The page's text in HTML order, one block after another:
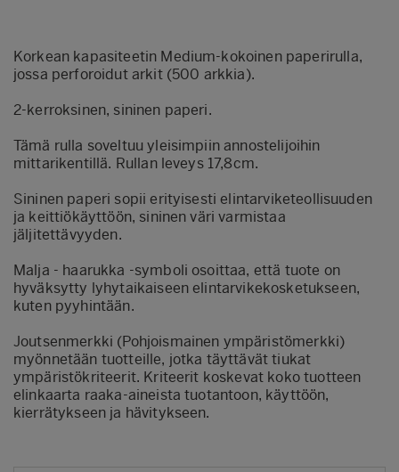
Korkean kapasiteetin Medium‑kokoinen paperirulla,
jossa perforoidut arkit (500 arkkia).
2‑kerroksinen, sininen paperi.
Tämä rulla soveltuu yleisimpiin annostelijoihin
mittarikentillä. Rullan leveys 17,8cm.
Sininen paperi sopii erityisesti elintarviketeollisuuden
ja keittiökäyttöön, sininen väri varmistaa
jäljitettävyyden.
Malja - haarukka ‑symboli osoittaa, että tuote on
hyväksytty lyhytaikaiseen elintarvikekosketukseen,
kuten pyyhintään.
Joutsenmerkki (Pohjoismainen ympäristömerkki)
myönnetään tuotteille, jotka täyttävät tiukat
ympäristökriteerit. Kriteerit koskevat koko tuotteen
elinkaarta raaka‑aineista tuotantoon, käyttöön,
kierrätykseen ja hävitykseen.